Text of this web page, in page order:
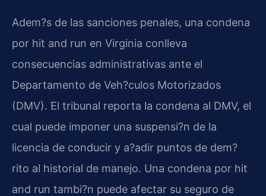
Adem?s de las sanciones penales, una condena
por hit and run en Virginia conlleva
consecuencias administrativas ante el
Departamento de Veh?culos Motorizados
(DMV). El tribunal reporta la condena al DMV, el
cual puede imponer una suspensi?n de la
licencia de conducir y a?adir puntos de dem?
rito al historial de manejo. Una condena por hit
and run tambi?n puede afectar su seguro de